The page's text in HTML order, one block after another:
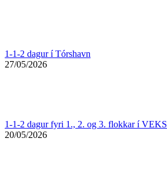
1-1-2 dagur í Tórshavn
27/05/2026
1-1-2 dagur fyri 1., 2. og 3. flokkar í VEKS
20/05/2026